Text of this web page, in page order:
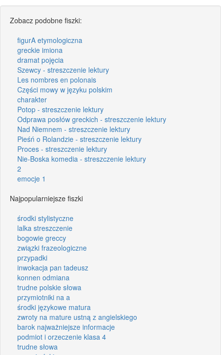
Zobacz podobne fiszki:
figurA etymologiczna
greckie imiona
dramat pojęcia
Szewcy - streszczenie lektury
Les nombres en polonais
Części mowy w języku polskim
charakter
Potop - streszczenie lektury
Odprawa posłów greckich - streszczenie lektury
Nad Niemnem - streszczenie lektury
Pieśń o Rolandzie - streszczenie lektury
Proces - streszczenie lektury
Nie-Boska komedia - streszczenie lektury
2
emocje 1
Najpopularniejsze fiszki
środki stylistyczne
lalka streszczenie
bogowie greccy
związki frazeologiczne
przypadki
inwokacja pan tadeusz
konnen odmiana
trudne polskie słowa
przymiotniki na a
środki językowe matura
zwroty na mature ustną z angielskiego
barok najważniejsze informacje
podmiot i orzeczenie klasa 4
trudne słowa